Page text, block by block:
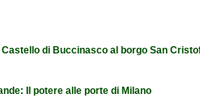
di Buccinasco al borgo San
Il potere alle porte di Milano